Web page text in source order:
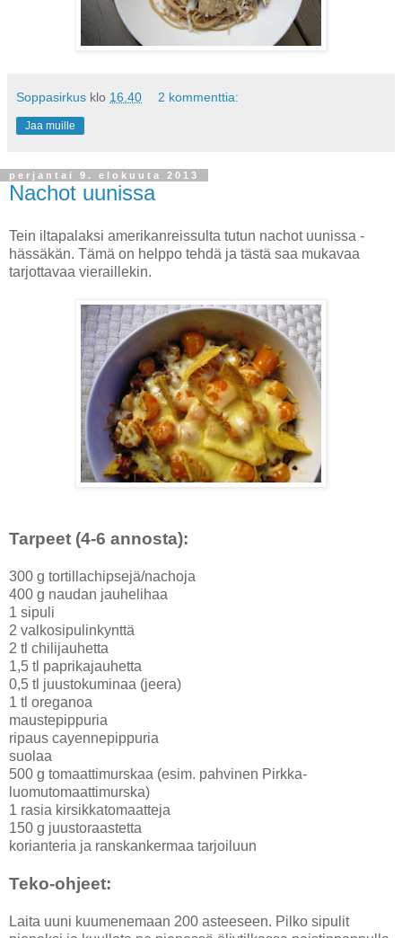
Soppasirkus klo 16.40 2 kommenttia:
Jaa muille
perjantai 9. elokuuta 2013
Nachot uunissa
Tein iltapalaksi amerikanreissulta tutun nachot uunissa -
hässäkän. Tämä on helppo tehdä ja tästä saa mukavaa
tarjottavaa vieraillekin.
Tarpeet (4-6 annosta):
300 g tortillachipsejä/nachoja
400 g naudan jauhelihaa
1 sipuli
2 valkosipulinkynttä
2 tl chilijauhetta
1,5 tl paprikajauhetta
0,5 tl juustokuminaa (jeera)
1 tl oreganoa
maustepippuria
ripaus cayennepippuria
suolaa
500 g tomaattimurskaa (esim. pahvinen Pirkka-
luomutomaattimurska)
1 rasia kirsikkatomaatteja
150 g juustoraastetta
korianteria ja ranskankermaa tarjoiluun
Teko-ohjeet:
Laita uuni kuumenemaan 200 asteeseen. Pilko sipulit